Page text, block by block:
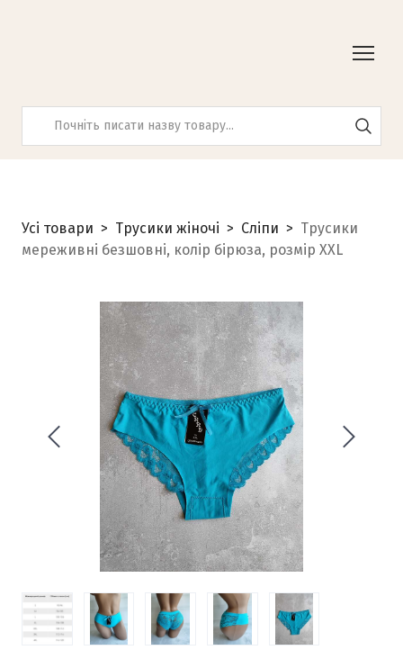
Усі товари Трусики жіночі Сліпи
Трусики
мереживні безшовні, колір бірюза, розмір ХXL